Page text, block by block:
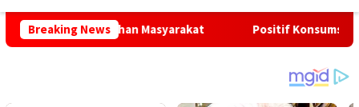
Breaking News
Kebutuhan Masyarakat Positif Konsumsi Sabu,